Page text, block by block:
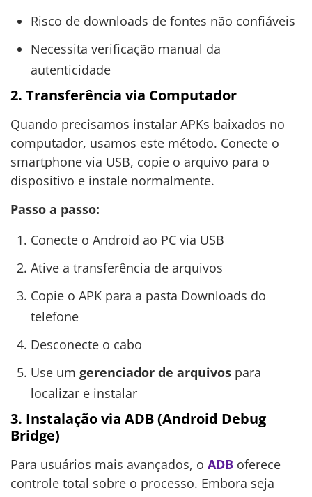
Risco de downloads de fontes não confiáveis
Necessita verificação manual da
autenticidade
2. Transferência via Computador
Quando precisamos instalar APKs baixados no
computador, usamos este método. Conecte o
smartphone via USB, copie o arquivo para o
dispositivo e instale normalmente.
Passo a passo:
Conecte o Android ao PC via USB
Ative a transferência de arquivos
Copie o APK para a pasta Downloads do
telefone
Desconecte o cabo
Use um gerenciador de arquivospara
localizar e instalar
3. Instalação via ADB (Android Debug
Bridge)
Para usuários mais avançados, o ADB oferece
controle total sobre o processo. Embora seja